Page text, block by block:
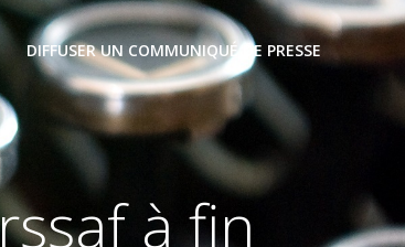
DIFFUSER UN COMMUNIQUÉ DE PRESSE
à fin